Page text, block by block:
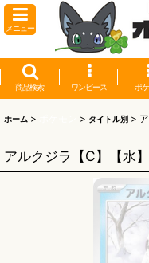
メニュー
商品検索 ワンピース ポ
ホーム > > タイトル別 >
アルクジラ【C】【水】